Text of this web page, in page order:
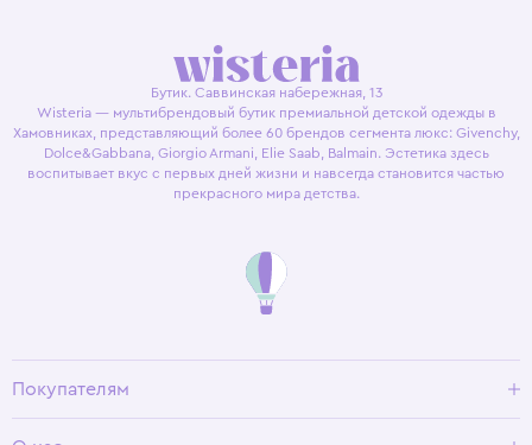
Бутик. Саввинская набережная, 13
Wisteria — мультибрендовый бутик премиальной детской одежды в
Хамовниках, представляющий более 60 брендов сегмента люкс: Givenchy,
Dolce&Gabbana, Giorgio Armani, Elie Saab, Balmain. Эстетика здесь
воспитывает вкус с первых дней жизни и навсегда становится частью
прекрасного мира детства.
Покупателям